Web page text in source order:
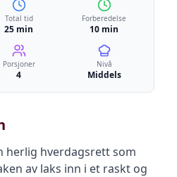
Total tid
25 min
Forberedelse
10 min
Porsjoner
4
Nivå
Middels
herlig hverdagsrett som
av laks inn i et raskt og